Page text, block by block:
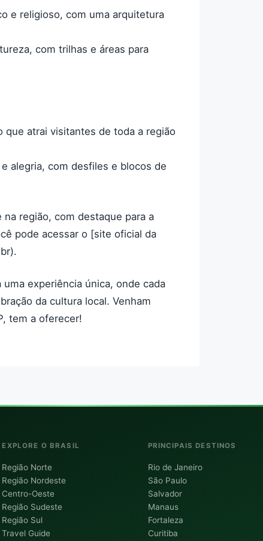
e religioso, com uma arquitetura
com trilhas e áreas para
que atrai visitantes de toda a região
alegria, com desfiles e blocos de
região, com destaque para a
pode acessar o [site oficial da
experiência única, onde cada
da cultura local. Venham
tem a oferecer!
EXPLORE O BRASIL
Região Norte
Região Nordeste
Centro-Oeste
Região Sudeste
Região Sul
Travel Guide
PRINCIPAIS DESTINOS
Rio de Janeiro
São Paulo
Salvador
Manaus
Fortaleza
Curitiba